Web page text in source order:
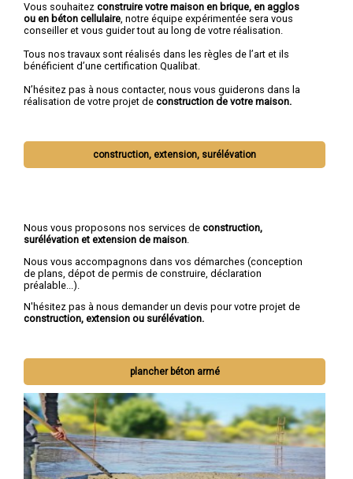
Vous souhaitez construire votre maison en brique, en agglos
ou en béton cellulaire, notre équipe expérimentée sera vous
conseiller et vous guider tout au long de votre réalisation.
Tous nos travaux sont réalisés dans les règles de l’art et ils
bénéficient d’une certification Qualibat.
N’hésitez pas à nous contacter, nous vous guiderons dans la
réalisation de votre projet de construction de votre maison.
construction, extension, surélévation
Nous vous proposons nos services de construction,
surélévation et extension de maison
Nous vous accompagnons dans vos démarches (conception
de plans, dépot de permis de construire, déclaration
préalable...).
N'hésitez pas à nous demander un devis pour votre projet de
construction, extension ou surélévation.
plancher béton armé